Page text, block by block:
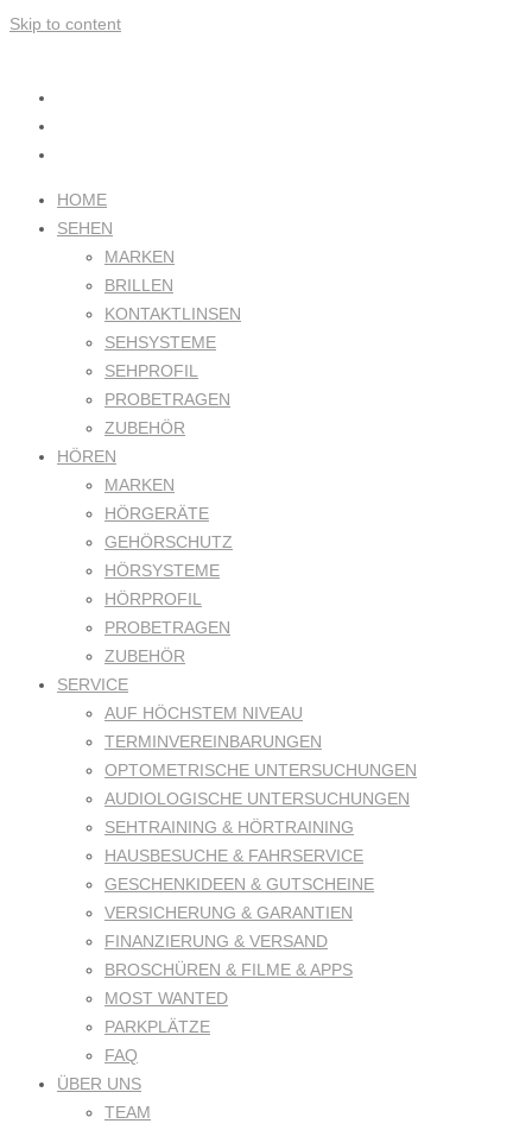
Skip to content
HOME
SEHEN
MARKEN
BRILLEN
KONTAKTLINSEN
SEHSYSTEME
SEHPROFIL
PROBETRAGEN
ZUBEHÖR
HÖREN
MARKEN
HÖRGERÄTE
GEHÖRSCHUTZ
HÖRSYSTEME
HÖRPROFIL
PROBETRAGEN
ZUBEHÖR
SERVICE
AUF HÖCHSTEM NIVEAU
TERMINVEREINBARUNGEN
OPTOMETRISCHE UNTERSUCHUNGEN
AUDIOLOGISCHE UNTERSUCHUNGEN
SEHTRAINING & HÖRTRAINING
HAUSBESUCHE & FAHRSERVICE
GESCHENKIDEEN & GUTSCHEINE
VERSICHERUNG & GARANTIEN
FINANZIERUNG & VERSAND
BROSCHÜREN & FILME & APPS
MOST WANTED
PARKPLÄTZE
FAQ
ÜBER UNS
TEAM